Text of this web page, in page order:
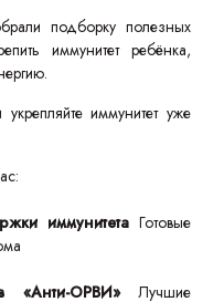
подборку полезных
иммунитет ребёнка,
иммунитет уже
иммунитета Готовые
«Анти-ОРВИ»
Лучшие